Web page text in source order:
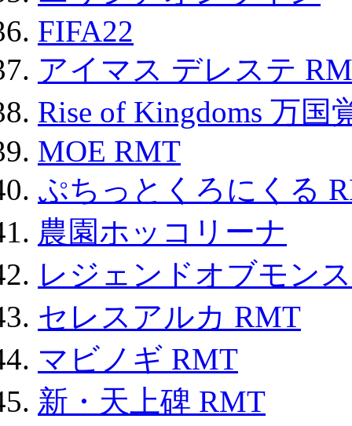
FIFA22
アイマス デレステ
Rise of Kingdoms 万
MOE RMT
ぷちっとくろにくる
農園ホッコリーナ
レジェンドオブモン
セレスアルカ RMT
マビノギ RMT
新・天上碑 RMT